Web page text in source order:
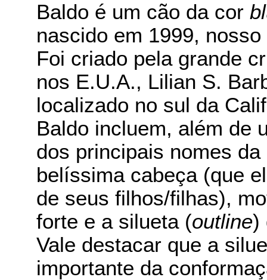
Baldo é um cão da cor
nascido em 1999,
Foi criado pela grande
nos E.U.A., Lilian S.
localizado no sul da
Baldo incluem, além de
dos principais nomes
belíssima cabeça (que
de seus filhos/filhas),
forte e a silueta (outline)
Vale destacar que a
importante da